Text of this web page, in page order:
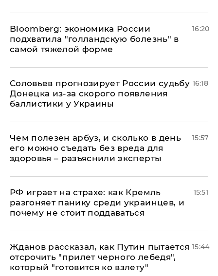
Bloomberg: экономика России
подхватила "голландскую болезнь" в
самой тяжелой форме
16:20
Соловьев прогнозирует России судьбу
Донецка из-за скорого появления
баллистики у Украины
16:18
Чем полезен арбуз, и сколько в день
его можно съедать без вреда для
здоровья – разъяснили эксперты
15:57
РФ играет на страхе: как Кремль
разгоняет панику среди украинцев, и
почему не стоит поддаваться
15:51
Жданов рассказал, как Путин пытается
отсрочить "прилет черного лебедя",
который "готовится ко взлету"
15:44